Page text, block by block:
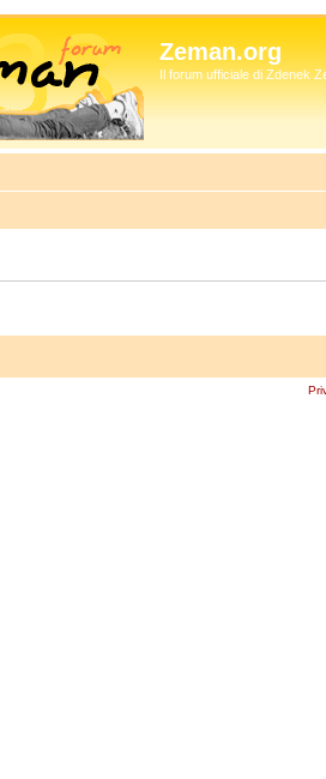
Zeman.org
Il forum ufficiale di Zdenek